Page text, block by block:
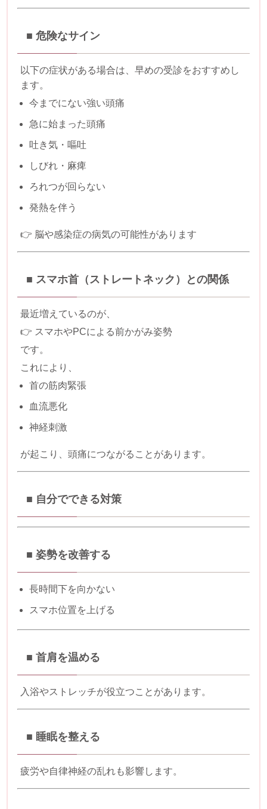
■ 危険なサイン
以下の症状がある場合は、早めの受診をおすすめし
ます。
今までにない強い頭痛
急に始まった頭痛
吐き気・嘔吐
しびれ・麻痺
ろれつが回らない
発熱を伴う
👉 脳や感染症の病気の可能性があります
■ スマホ首（ストレートネック）との関係
最近増えているのが、
👉 スマホやPCによる前かがみ姿勢
です。
これにより、
首の筋肉緊張
血流悪化
神経刺激
が起こり、頭痛につながることがあります。
■ 自分でできる対策
■ 姿勢を改善する
長時間下を向かない
スマホ位置を上げる
■ 首肩を温める
入浴やストレッチが役立つことがあります。
■ 睡眠を整える
疲労や自律神経の乱れも影響します。